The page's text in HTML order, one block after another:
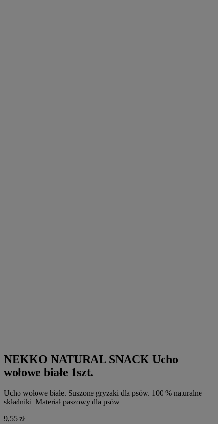
NEKKO NATURAL SNACK Ucho
wołowe białe 1szt.
Ucho wołowe białe. Suszone gryzaki dla psów. 100 % naturalne
składniki. Materiał paszowy dla psów.
9,55 zł